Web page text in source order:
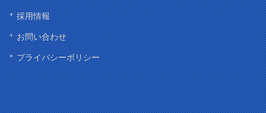
採用情報
お問い合わせ
プライバシーポリシー